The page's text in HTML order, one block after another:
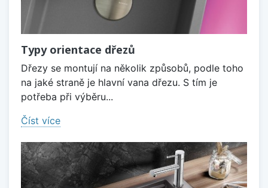
Typy orientace dřezů
Dřezy se montují na několik způsobů, podle toho
na jaké straně je hlavní vana dřezu. S tím je
potřeba při výběru...
Číst více